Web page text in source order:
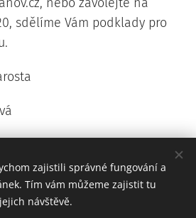
sdělíme Vám podklady pro
splatná 2. splátka poplatku za
zajistili správné fungování a
Tím vám můžeme zajistit tu
návštěvě.